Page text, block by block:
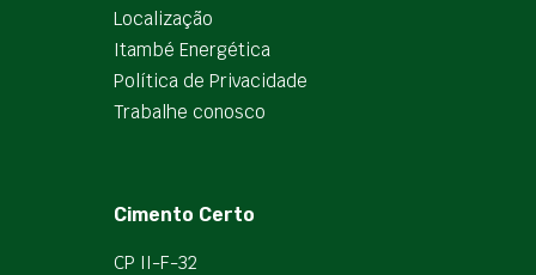
Localização
Itambé Energética
Política de Privacidade
Trabalhe conosco
Cimento Certo
CP II-F-32